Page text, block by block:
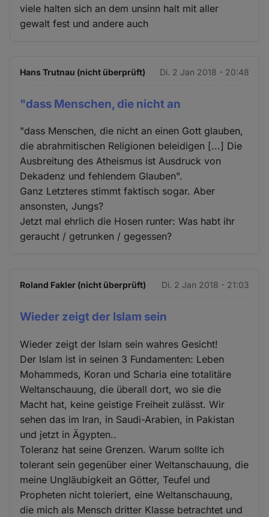
viele halten sich an dem unsinn halt mit aller
gewalt fest und andere auch
Hans Trutnau (nicht überprüft) Di. 2 Jan 2018 - 20:48
"dass Menschen, die nicht an
"dass Menschen, die nicht an einen Gott glauben,
die abrahmitischen Religionen beleidigen [...] Die
Ausbreitung des Atheismus ist Ausdruck von
Dekadenz und fehlendem Glauben".
Ganz Letzteres stimmt faktisch sogar. Aber
ansonsten, Jungs?
Jetzt mal ehrlich die Hosen runter: Was habt ihr
geraucht / getrunken / gegessen?
Roland Fakler (nicht überprüft) Di. 2 Jan 2018 - 21:03
Wieder zeigt der Islam sein
Wieder zeigt der Islam sein wahres Gesicht!
Der Islam ist in seinen 3 Fundamenten: Leben
Mohammeds, Koran und Scharia eine totalitäre
Weltanschauung, die überall dort, wo sie die
Macht hat, keine geistige Freiheit zulässt. Wir
sehen das im Iran, in Saudi-Arabien, in Pakistan
und jetzt in Ägypten..
Toleranz hat seine Grenzen. Warum sollte ich
tolerant sein gegenüber einer Weltanschauung, die
meine Ungläubigkeit an Götter, Teufel und
Propheten nicht toleriert, eine Weltanschauung,
die mich als Mensch dritter Klasse betrachtet und